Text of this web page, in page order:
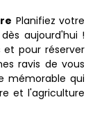
Planifiez votre
aujourd'hui !
pour réserver
ravis de vous
mémorable qui
et l'agriculture